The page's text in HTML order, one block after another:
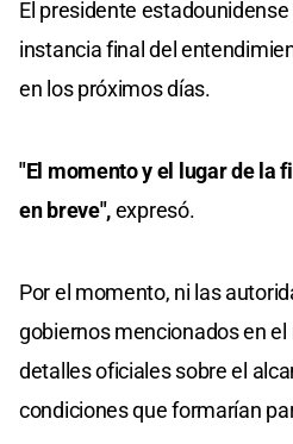
El presidente
instancia final del
en los próximos días.
"El momento y el lugar de la
en breve",expresó.
Por el momento, ni las
gobiernos mencionados en
detalles oficiales sobre el
condiciones que formarían